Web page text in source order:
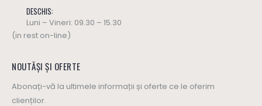
DESCHIS:
Luni – Vineri: 09.30 – 15.30
(in rest on-line)
NOUTĂȘI ȘI OFERTE
Abonați-vă la ultimele informații și oferte ce le oferim
clienților.